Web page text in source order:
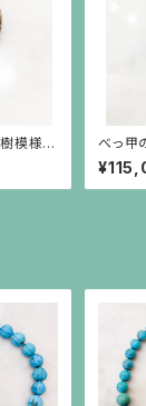
模様の
べっ甲
の薔薇
ト）